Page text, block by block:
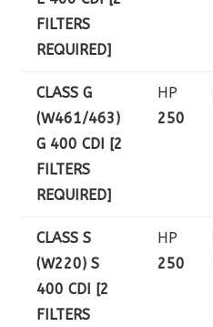
FILTERS
REQUIRED]
CLASS G
(W461/463)
G 400 CDI [2
FILTERS
REQUIRED]
HP
250
CLASS S
(W220) S
400 CDI [2
FILTERS
HP
250